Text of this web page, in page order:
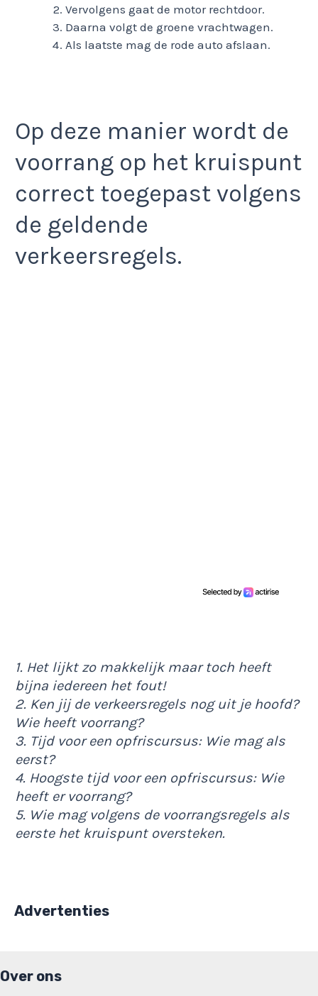
Vervolgens gaat de motor rechtdoor.
Daarna volgt de groene vrachtwagen.
Als laatste mag de rode auto afslaan.
Op deze manier wordt de
voorrang op het kruispunt
correct toegepast volgens
de geldende
verkeersregels.
1. Het lijkt zo makkelijk maar toch heeft
bijna iedereen het fout!
2. Ken jij de verkeersregels nog uit je hoofd?
Wie heeft voorrang?
3. Tijd voor een opfriscursus: Wie mag als
eerst?
4. Hoogste tijd voor een opfriscursus: Wie
heeft er voorrang?
5. Wie mag volgens de voorrangsregels als
eerste het kruispunt oversteken.
Advertenties
Over ons